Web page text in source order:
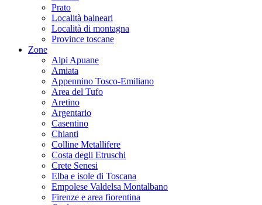
Prato
Località balneari
Località di montagna
Province toscane
Zone
Alpi Apuane
Amiata
Appennino Tosco-Emiliano
Area del Tufo
Aretino
Argentario
Casentino
Chianti
Colline Metallifere
Costa degli Etruschi
Crete Senesi
Elba e isole di Toscana
Empolese Valdelsa Montalbano
Firenze e area fiorentina